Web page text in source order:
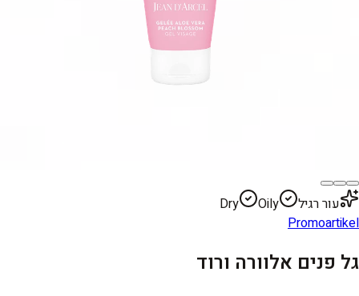
עור רגיל Dry
Oily
Promoartikel
גל פנים אלוורה ורוד